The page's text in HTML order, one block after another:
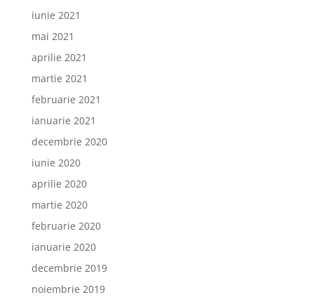
iunie 2021
mai 2021
aprilie 2021
martie 2021
februarie 2021
ianuarie 2021
decembrie 2020
iunie 2020
aprilie 2020
martie 2020
februarie 2020
ianuarie 2020
decembrie 2019
noiembrie 2019